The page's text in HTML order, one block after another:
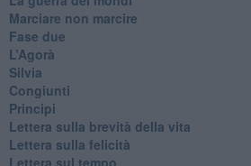
Marciare non marcire
Fase due
L’Agorà
Silvia
Congiunti
Principi
​Lettera sulla brevità della vita
​Lettera sulla felicità
​Lettera sul tempo